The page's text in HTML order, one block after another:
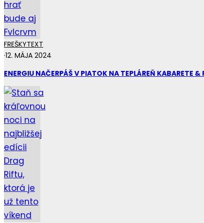
FREŠKYTEXT
·12. MÁJA 2024
ENERGIU NAČERPÁŠ V PIATOK NA TEPLÁREŇ KABARETE